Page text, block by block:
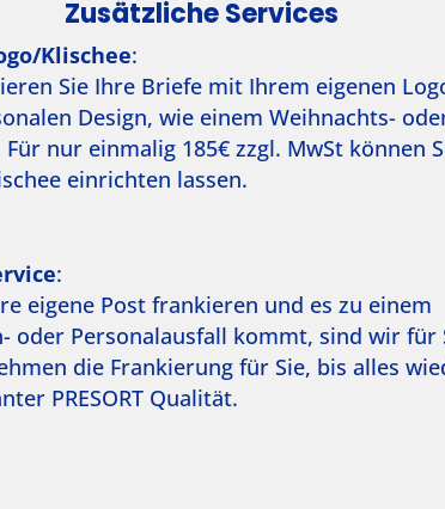
Zusätzliche Services
Klischee:
Sie Ihre Briefe mit Ihrem eigenen
Design, wie einem Weihnachts-
nur einmalig 185€ zzgl. MwSt können
einrichten lassen.
:
eigene Post frankieren und es zu einem
oder Personalausfall kommt, sind wir für
die Frankierung für Sie, bis alles
PRESORT Qualität.